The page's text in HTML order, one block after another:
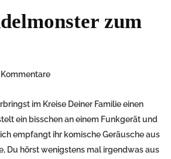
zum
Kommentare
im Kreise Deiner Familie einen
ein bisschen an einem Funkgerät und
empfangt ihr komische Geräusche aus
Du hörst wenigstens mal irgendwas aus